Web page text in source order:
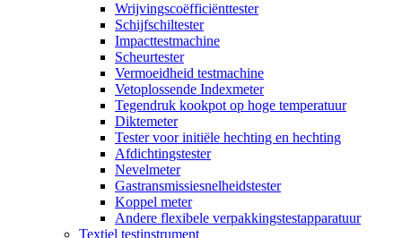
Wrijvingscoëfficiënttester
Schijfschiltester
Impacttestmachine
Scheurtester
Vermoeidheid testmachine
Vetoplossende Indexmeter
Tegendruk kookpot op hoge temperatuur
Diktemeter
Tester voor initiële hechting en hechting
Afdichtingstester
Nevelmeter
Gastransmissiesnelheidstester
Koppel meter
Andere flexibele verpakkingstestapparatuur
Textiel testinstrument